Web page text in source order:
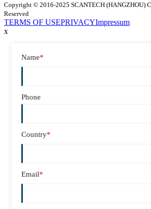
Copyright © 2016-2025 SCANTECH (HANGZHOU)
Reserved
TERMS OF USEPRIVACYImpressum
x
Name*
Phone
Country*
Email*